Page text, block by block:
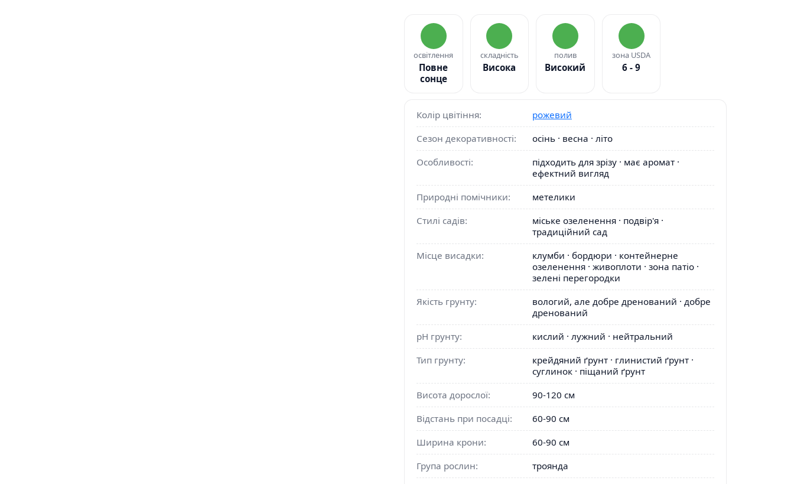
освітлення
Повне
сонце
складність
Висока
полив
Високий
зона USDA
6 - 9
Колір цвітіння:
рожевий
Сезон декоративності:
осінь · весна · літо
Особливості:
підходить для зрізу · має аромат ·
ефектний вигляд
Природні помічники:
метелики
Стилі садів:
міське озеленення · подвір'я ·
традиційний сад
Місце висадки:
клумби · бордюри · контейнерне
озеленення · живоплоти · зона патіо ·
зелені перегородки
Якість грунту:
вологий, але добре дренований · добре
дренований
pH грунту:
кислий · лужний · нейтральний
Тип грунту:
крейдяний ґрунт · глинистий ґрунт ·
суглинок · піщаний ґрунт
Висота дорослої:
90-120 см
Відстань при посадці:
60-90 см
Ширина крони:
60-90 см
Група рослин:
троянда